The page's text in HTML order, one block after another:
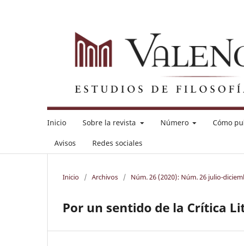
Inicio Sobre la revista Número Cómo
Avisos Redes sociales
Inicio / Archivos / Núm. 26 (2020): Núm. 26 julio-
Por un sentido de la Crítica